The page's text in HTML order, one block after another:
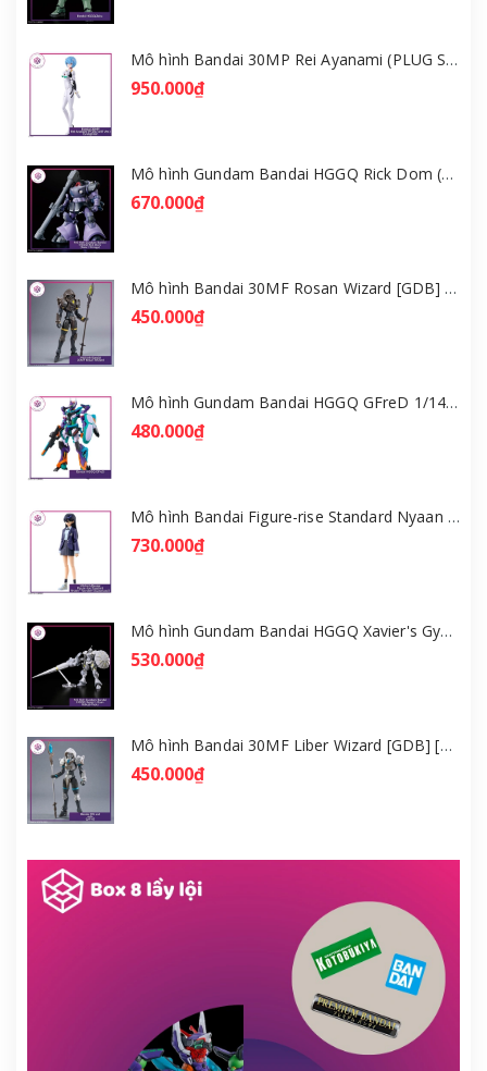
Mô hình Bandai 30MP Rei Ayanami (PLUG SUIT Ver.) – Evangelion [GDB] [30MP]
950.000₫
Mô hình Gundam Bandai HGGQ Rick Dom (Gaia / Ortega) 1/144 [GDB] [BHG]
670.000₫
Mô hình Bandai 30MF Rosan Wizard [GDB] [30MF]
450.000₫
Mô hình Gundam Bandai HGGQ GFreD 1/144 [GDB] [BHG]
480.000₫
Mô hình Bandai Figure-rise Standard Nyaan - Gundam GQuuuuuuX [GDB] [FRS]
730.000₫
Mô hình Gundam Bandai HGGQ Xavier's Gyan Hakuji-Packs 1/144 [GDB] [BHG]
530.000₫
Mô hình Bandai 30MF Liber Wizard [GDB] [30MF]
450.000₫